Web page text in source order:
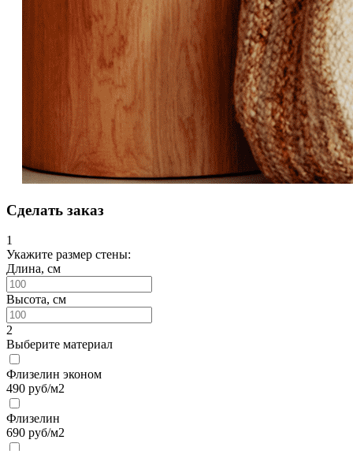
Сделать заказ
1
Укажите размер стены:
Длина, см
Высота, см
2
Выберите материал
Флизелин эконом
490 руб/м2
Флизелин
690 руб/м2